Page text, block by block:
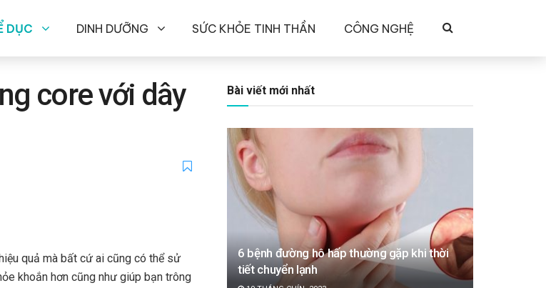
DỤC DINH DƯỠNG SỨC KHỎE TINH THẦN CÔNG NGHỆ
core với dây
quả mà bất cứ ai cũng có thể sử
khoắn hơn cũng như giúp bạn trông
Bài viết mới nhất
6 bệnh đường hô hấp thường gặp khi thời
tiết chuyển lạnh